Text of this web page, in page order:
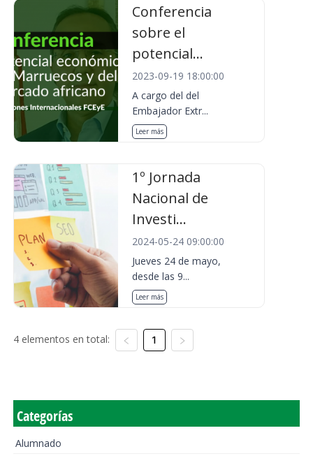
Conferencia
sobre el
potencial...
2023-09-19 18:00:00
A cargo del del
Embajador Extr...
Leer más
1º Jornada
Nacional de
Investi...
2024-05-24 09:00:00
Jueves 24 de mayo,
desde las 9...
Leer más
4 elementos en total: 1
Categorías
Alumnado